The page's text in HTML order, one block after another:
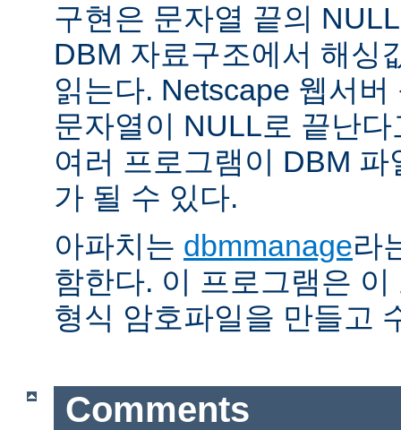
구현은 문자열 끝의
DBM 자료구조에서 해싱
읽는다. Netscape 웹서
문자열이 NULL로 끝난
여러 프로그램이 DBM
가 될 수 있다.
아파치는 dbmmanage라
함한다. 이 프로그램은
형식 암호파일을 만들고
Comments